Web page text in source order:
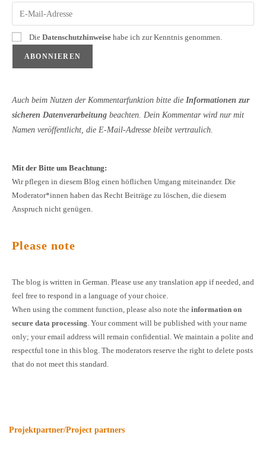
Die Datenschutzhinweise habe ich zur Kenntnis genommen.
Auch beim Nutzen der Kommentarfunktion bitte die Informationen zur
sicheren Datenverarbeitung beachten. Dein Kommentar wird nur mit
Namen veröffentlicht, die E-Mail-Adresse bleibt vertraulich.
Mit der Bitte um Beachtung:
Wir pflegen in diesem Blog einen höflichen Umgang miteinander. Die
Moderator*innen haben das Recht Beiträge zu löschen, die diesem
Anspruch nicht genügen.
Please note
The blog is written in German. Please use any translation app if needed, and
feel free to respond in a language of your choice.
When using the comment function, please also note the information on
secure data processing . Your comment will be published with your name
only; your email address will remain confidential. We maintain a polite and
respectful tone in this blog. The moderators reserve the right to delete posts
that do not meet this standard.
Projektpartner/Project partners